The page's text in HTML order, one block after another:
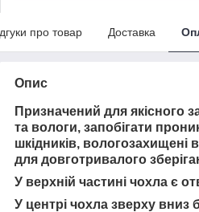
про товар Доставка
Опис
Призначений для якісного
та вологи, запобігати
шкідників, вологозахищені
для довготривалого
У верхній частині чохла є
У центрі чохла зверху вниз